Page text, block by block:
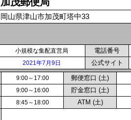
岡山県津山市加茂町塔中33
小規模な集配直営局 電話番号
2021年7月9日 公式サイト
9:00～17:00 郵便窓口 (土)
9:00～16:00 貯金窓口 (土)
8:45～18:00 ATM (土)